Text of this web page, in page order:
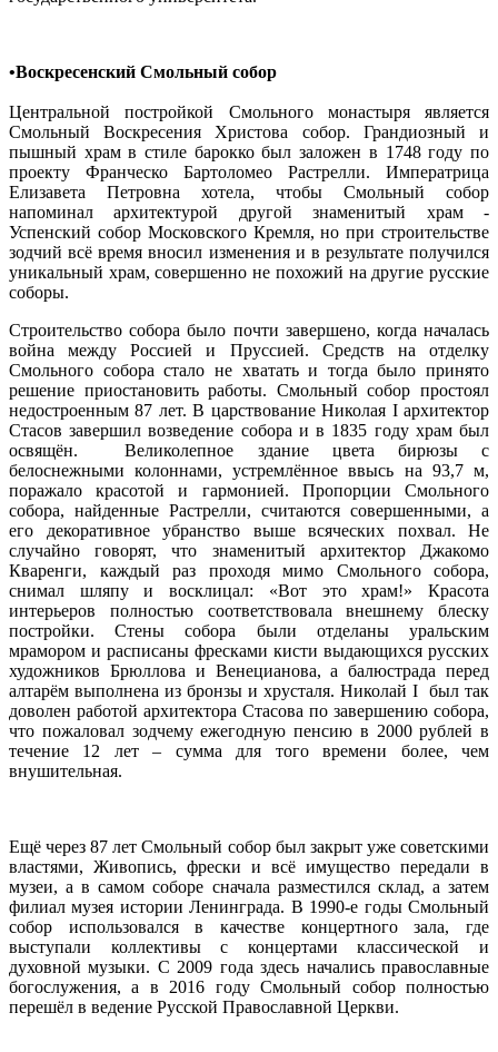
•Воскресенский Смольный собор
Центральной постройкой Смольного монастыря является
Смольный Воскресения Христова собор. Грандиозный и
пышный храм в стиле барокко был заложен в 1748 году по
проекту Франческо Бартоломео Растрелли. Императрица
Елизавета Петровна хотела, чтобы Смольный собор
напоминал архитектурой другой знаменитый храм -
Успенский собор Московского Кремля, но при строительстве
зодчий всё время вносил изменения и в результате получился
уникальный храм, совершенно не похожий на другие русские
соборы.
Строительство собора было почти завершено, когда началась
война между Россией и Пруссией. Средств на отделку
Смольного собора стало не хватать и тогда было принято
решение приостановить работы. Смольный собор простоял
недостроенным 87 лет. В царствование Николая I архитектор
Стасов завершил возведение собора и в 1835 году храм был
освящён. Великолепное здание цвета бирюзы с
белоснежными колоннами, устремлённое ввысь на 93,7 м,
поражало красотой и гармонией. Пропорции Смольного
собора, найденные Растрелли, считаются совершенными, а
его декоративное убранство выше всяческих похвал. Не
случайно говорят, что знаменитый архитектор Джакомо
Кваренги, каждый раз проходя мимо Смольного собора,
снимал шляпу и восклицал: «Вот это храм!» Красота
интерьеров полностью соответствовала внешнему блеску
постройки. Стены собора были отделаны уральским
мрамором и расписаны фресками кисти выдающихся русских
художников Брюллова и Венецианова, а балюстрада перед
алтарём выполнена из бронзы и хрусталя. Николай I был так
доволен работой архитектора Стасова по завершению собора,
что пожаловал зодчему ежегодную пенсию в 2000 рублей в
течение 12 лет – сумма для того времени более, чем
внушительная.
Ещё через 87 лет Смольный собор был закрыт уже советскими
властями, Живопись, фрески и всё имущество передали в
музеи, а в самом соборе сначала разместился склад, а затем
филиал музея истории Ленинграда. В 1990-е годы Смольный
собор использовался в качестве концертного зала, где
выступали коллективы с концертами классической и
духовной музыки. С 2009 года здесь начались православные
богослужения, а в 2016 году Смольный собор полностью
перешёл в ведение Русской Православной Церкви.